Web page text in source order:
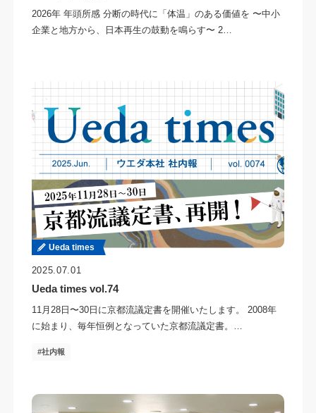
2026年 年頭所感 分断の時代に「体温」のある価値を 〜中小
企業と地方から、日本再生の鼓動を鳴らす〜 2…
Ueda times
2025.07.01
Ueda times vol.74
11月28日〜30日に京都流議定書を開催いたします。 2008年
に始まり、毎年恒例となっていた京都流議定書。…
社内報